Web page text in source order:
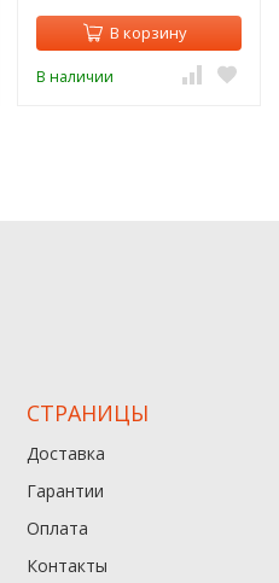
В корзину
В наличии
СТРАНИЦЫ
Доставка
Гарантии
Оплата
Контакты